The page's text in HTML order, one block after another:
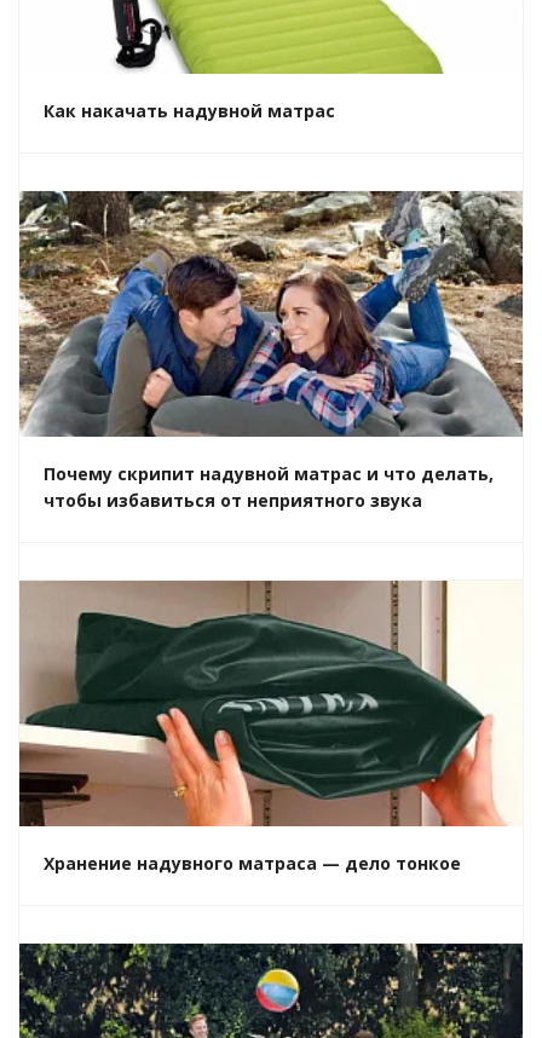
Как накачать надувной матрас
Почему скрипит надувной матрас и что делать,
чтобы избавиться от неприятного звука
Хранение надувного матраса — дело тонкое